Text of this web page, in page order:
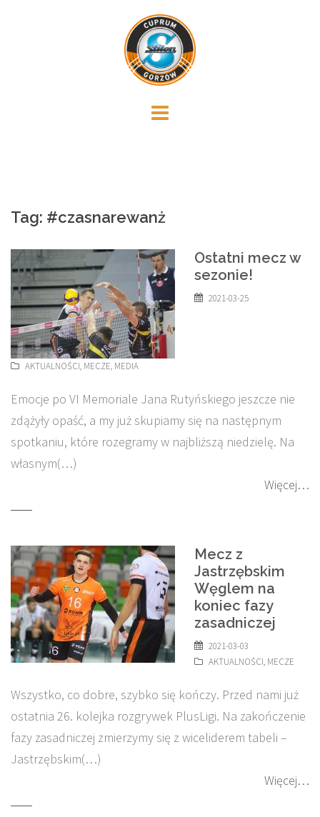
Tag: #czasnarewanż
Ostatni mecz w
sezonie!
2021-03-25
AKTUALNOŚCI, MECZE, MEDIA
Emocje po VI Memoriale Jana Rutyńskiego jeszcze nie
zdążyły opaść, a my już skupiamy się na następnym
spotkaniu, które rozegramy w najbliższą niedzielę. Na
własnym(…)
Więcej…
Mecz z
Jastrzębskim
Węglem na
koniec fazy
zasadniczej
2021-03-03
AKTUALNOŚCI, MECZE
Wszystko, co dobre, szybko się kończy. Przed nami już
ostatnia 26. kolejka rozgrywek PlusLigi. Na zakończenie
fazy zasadniczej zmierzymy się z wiceliderem tabeli –
Jastrzębskim(…)
Więcej…